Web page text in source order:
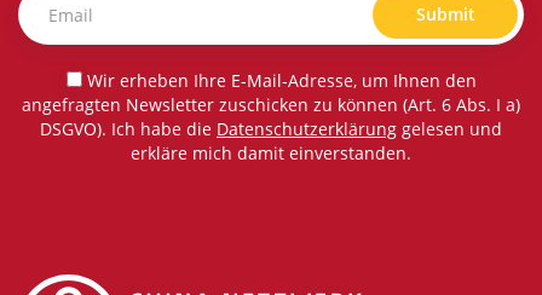
Submit
Wir erheben Ihre E-Mail-Adresse, um Ihnen den
angefragten Newsletter zuschicken zu können (Art. 6 Abs. I a)
DSGVO). Ich habe die Datenschutzerklärung gelesen und
erkläre mich damit einverstanden.